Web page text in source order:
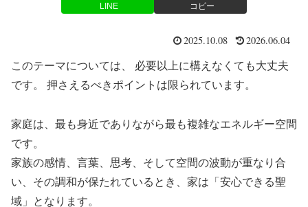
LINE コピー
2025.10.08 2026.06.04
このテーマについては、 必要以上に構えなくても大丈夫
です。 押さえるべきポイントは限られています。
家庭は、最も身近でありながら最も複雑なエネルギー空間
です。
家族の感情、言葉、思考、そして空間の波動が重なり合
い、その調和が保たれているとき、家は「安心できる聖
域」となります。